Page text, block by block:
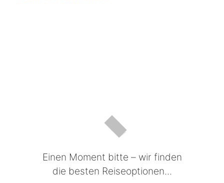
Einen Moment bitte – wir finden
die besten Reiseoptionen...